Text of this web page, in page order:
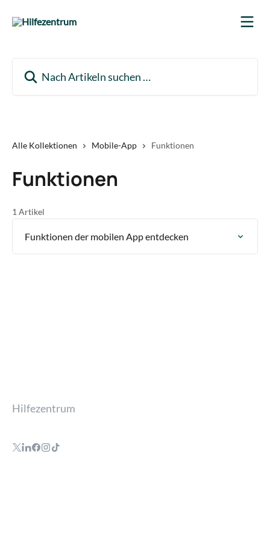
Alle Kollektionen Mobile-App Funktionen
Funktionen
1 Artikel
Funktionen der mobilen App entdecken
Hilfezentrum